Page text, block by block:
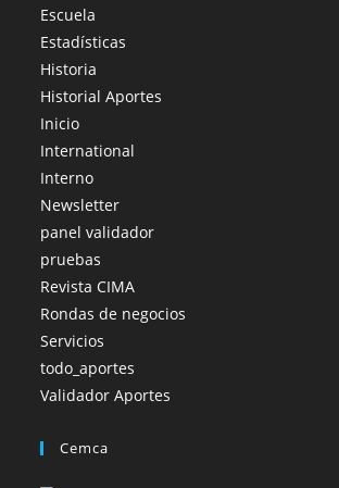
Escuela
Estadísticas
Historia
Historial Aportes
Inicio
International
Interno
Newsletter
panel validador
pruebas
Revista CIMA
Rondas de negocios
Servicios
todo_aportes
Validador Aportes
Cemca